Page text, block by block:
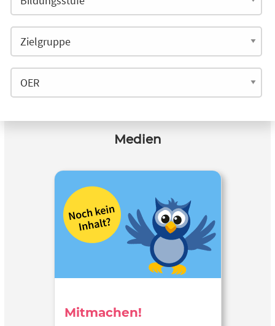
Medien
Mitmachen!